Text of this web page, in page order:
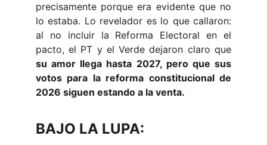
precisamente porque era evidente que no
lo estaba. Lo revelador es lo que callaron:
al no incluir la Reforma Electoral en el
pacto, el PT y el Verde dejaron claro que
su amor llega hasta 2027, pero que sus
votos para la reforma constitucional de
2026 siguen estando a la venta.
BAJO LA LUPA: